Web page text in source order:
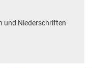
und Niederschriften